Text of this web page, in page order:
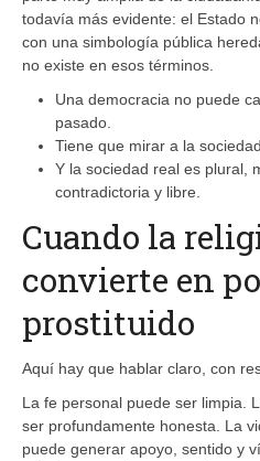
todavía más evidente: el Estado
con una simbología pública
no existe en esos términos.
Una democracia no puede
pasado.
Tiene que mirar a la
Y la sociedad real es plural,
contradictoria y libre.
Cuando la
convierte en
prostituido
Aquí hay que hablar claro, con
La fe personal puede ser limpia.
ser profundamente honesta. La
puede generar apoyo, sentido y